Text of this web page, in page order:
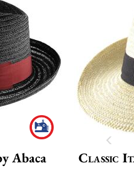
Abaca Classic